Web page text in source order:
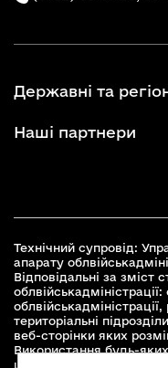
Державні та
Наші партнери
Технічний супровід:
апарату
Відповідальні за зміст
облвійськадміністрації,
територіальні
веб-сторінки яких
Використання будь-
цьому сайті,